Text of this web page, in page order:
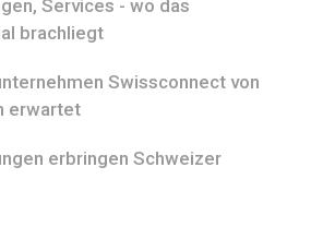
Services - wo das
brachliegt
Swissconnect von
erwartet
erbringen Schweizer